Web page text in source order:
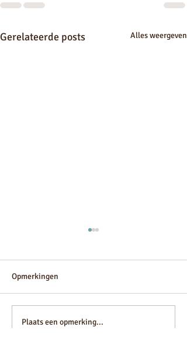
Gerelateerde posts Alles weergeven
Alibaba Oneindig
Opmerkingen
Plaats een opmerking...